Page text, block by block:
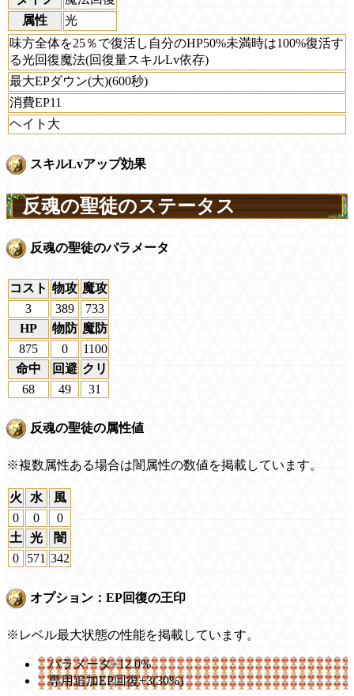
属性
光
味方全体を25％で復活し自分のHP50%未満時は100%復活す
る光回復魔法(回復量スキルLv依存)
最大EPダウン(大)(600秒)
消費EP11
ヘイト大
スキルLvアップ効果
反魂の聖徒のステータス
反魂の聖徒のパラメータ
コスト 物攻 魔攻
3
389
733
HP
物防 魔防
875
0
1100
命中
回避 クリ
68
49 31
反魂の聖徒の属性値
※複数属性ある場合は闇属性の数値を掲載しています。
火 水
風
0
0
0
土
光
闇
0
571 342
オプション：EP回復の王印
※レベル最大状態の性能を掲載しています。
パラメータ+12.0%
専用追加EP回復+3(30%)